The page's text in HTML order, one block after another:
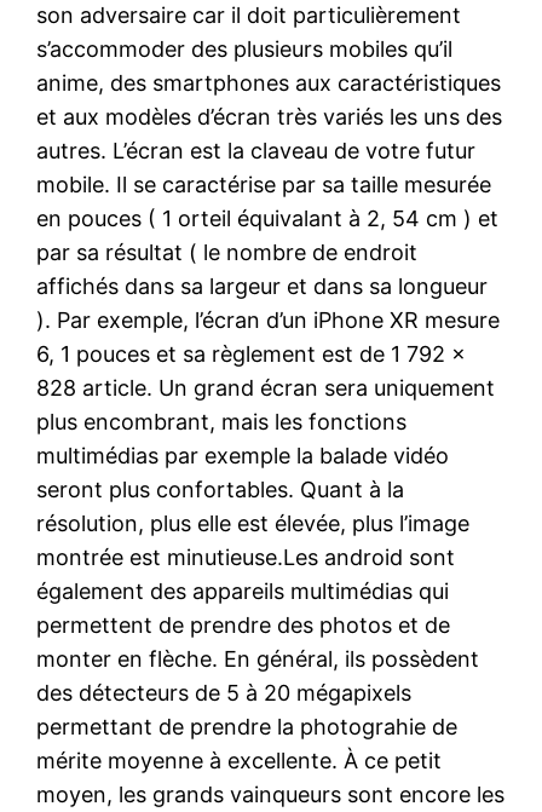
son adversaire car il doit particulièrement
s’accommoder des plusieurs mobiles qu’il
anime, des smartphones aux caractéristiques
et aux modèles d’écran très variés les uns des
autres. L’écran est la claveau de votre futur
mobile. Il se caractérise par sa taille mesurée
en pouces ( 1 orteil équivalant à 2, 54 cm ) et
par sa résultat ( le nombre de endroit
affichés dans sa largeur et dans sa longueur
). Par exemple, l’écran d’un iPhone XR mesure
6, 1 pouces et sa règlement est de 1 792 x
828 article. Un grand écran sera uniquement
plus encombrant, mais les fonctions
multimédias par exemple la balade vidéo
seront plus confortables. Quant à la
résolution, plus elle est élevée, plus l’image
montrée est minutieuse.Les android sont
également des appareils multimédias qui
permettent de prendre des photos et de
monter en flèche. En général, ils possèdent
des détecteurs de 5 à 20 mégapixels
permettant de prendre la photograhie de
mérite moyenne à excellente. À ce petit
moyen, les grands vainqueurs sont encore les